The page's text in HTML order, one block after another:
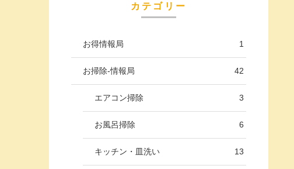
カテゴリー
お得情報局 1
お掃除-情報局 42
エアコン掃除 3
お風呂掃除 6
キッチン・皿洗い 13